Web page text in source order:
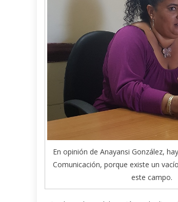
En opinión de Anayansi González,
Comunicación, porque existe un
este campo.